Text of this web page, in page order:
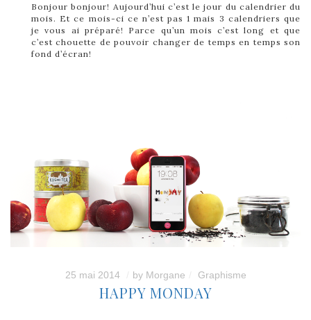
Bonjour bonjour! Aujourd’hui c’est le jour du calendrier du
mois. Et ce mois-ci ce n’est pas 1 mais 3 calendriers que
je vous ai préparé! Parce qu’un mois c’est long et que
c’est chouette de pouvoir changer de temps en temps son
fond d’écran!
25 mai 2014 by Morgane Graphisme
HAPPY MONDAY